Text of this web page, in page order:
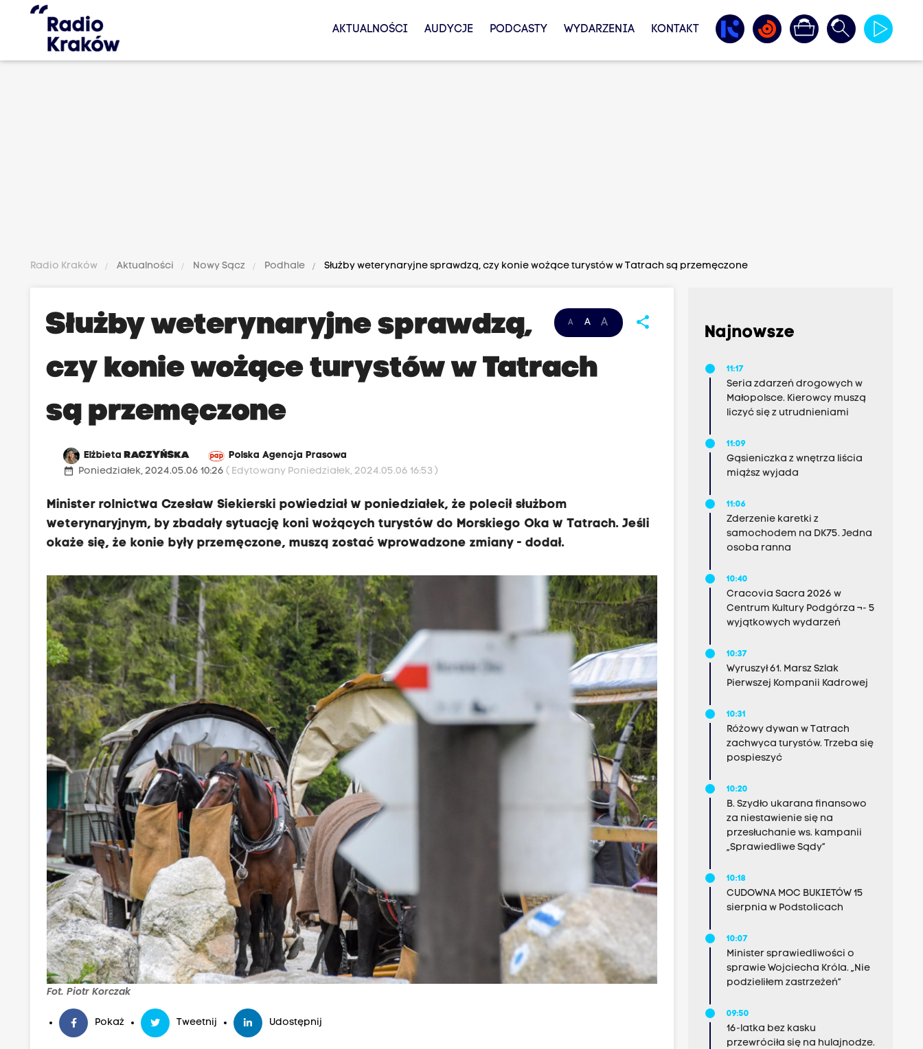
AKTUALNOŚCI AUDYCJE PODCASTY WYDARZENIA KONTAKT
Radio Kraków Aktualności Nowy Sącz Podhale Służby weterynaryjne sprawdzą, czy konie wożące turystów w Tatrach są przemęczone
A A A share
Służby weterynaryjne sprawdzą,
czy konie wożące turystów w Tatrach
są przemęczone
ElżbietaRACZYŃSKA Polska Agencja Prasowa
date_range Poniedziałek, 2024.05.06 10:26( Edytowany Poniedziałek, 2024.05.06 16:53 )
Minister rolnictwa Czesław Siekierski powiedział w poniedziałek, że polecił służbom
weterynaryjnym, by zbadały sytuację koni wożących turystów do Morskiego Oka w Tatrach. Jeśli
okaże się, że konie były przemęczone, muszą zostać wprowadzone zmiany - dodał.
Fot. Piotr Korczak
Pokaż Tweetnij Udostępnij
Najnowsze
11:17
Seria zdarzeń drogowych w
Małopolsce. Kierowcy muszą
liczyć się z utrudnieniami
11:09
Gąsieniczka z wnętrza liścia
miąższ wyjada
11:06
Zderzenie karetki z
samochodem na DK75. Jedna
osoba ranna
10:40
Cracovia Sacra 2026 w
Centrum Kultury Podgórza ¬- 5
wyjątkowych wydarzeń
10:37
Wyruszył 61. Marsz Szlak
Pierwszej Kompanii Kadrowej
10:31
Różowy dywan w Tatrach
zachwyca turystów. Trzeba się
pospieszyć
10:20
B. Szydło ukarana finansowo
za niestawienie się na
przesłuchanie ws. kampanii
„Sprawiedliwe Sądy”
10:18
CUDOWNA MOC BUKIETÓW 15
sierpnia w Podstolicach
10:07
Minister sprawiedliwości o
sprawie Wojciecha Króla. „Nie
podzieliłem zastrzeżeń”
09:50
16-latka bez kasku
przewróciła się na hulajnodze.